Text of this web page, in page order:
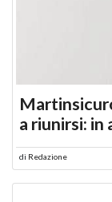
a riunirsi: in
di Redazione